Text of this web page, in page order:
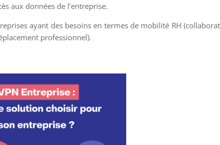
aux données de l’entreprise.
ayant des besoins en termes de mobilité RH
professionnel).